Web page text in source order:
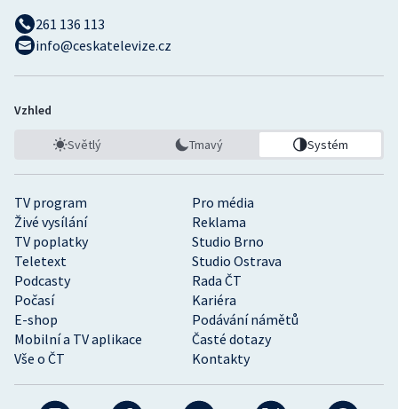
TV program
Pro média
Živé vysílání
Reklama
TV poplatky
Studio Brno
Teletext
Studio Ostrava
Podcasty
Rada ČT
Počasí
Kariéra
E-shop
Podávání námětů
Mobilní a TV aplikace
Časté dotazy
Vše o ČT
Kontakty
261 136 113
info@ceskatelevize.cz
Vzhled
Světlý Tmavý Systém